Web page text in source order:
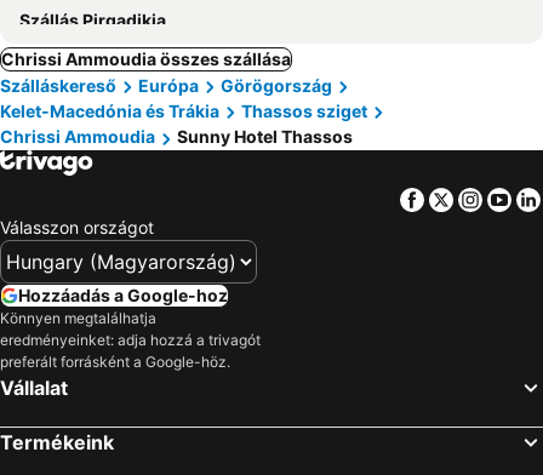
Szállás Pirgadikia
Chrissi Ammoudia összes szállása
Szálláskereső
Európa
Görögország
Kelet-Macedónia és Trákia
Thassos sziget
Chrissi Ammoudia
Sunny Hotel Thassos
Facebook
Twitter
Válasszon országot
Hozzáadás a Google-hoz
Könnyen megtalálhatja
eredményeinket: adja hozzá a trivagót
preferált forrásként a Google-höz.
Vállalat
Termékeink